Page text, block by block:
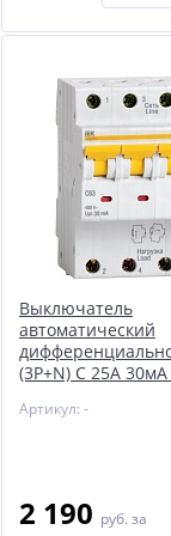
Выключатель
автоматический
(3P+N) C 25А
30
Артикул: -
2 190 руб. за